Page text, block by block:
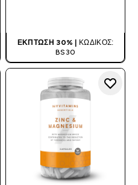
ΈΚΠΤΩΣΗ 30% | ΚΩΔΙΚΌΣ:
BS30